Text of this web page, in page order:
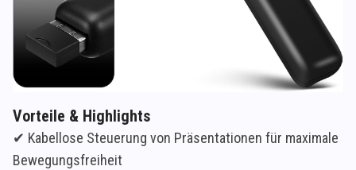
Vorteile & Highlights
✔ Kabellose Steuerung von Präsentationen für maximale
Bewegungsfreiheit